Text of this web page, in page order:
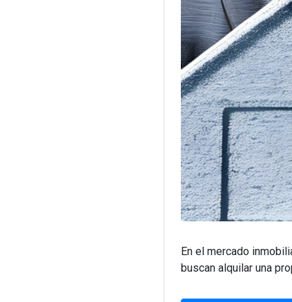
En el mercado
buscan alquilar una